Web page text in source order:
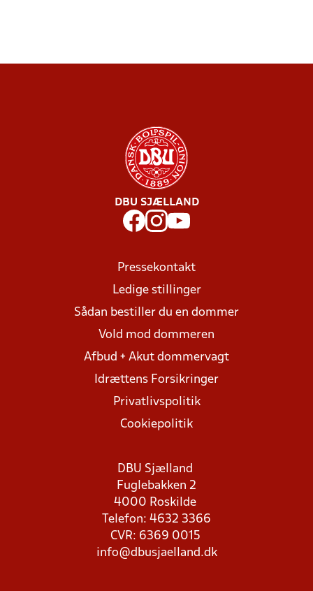
DBU SJÆLLAND
Pressekontakt
Ledige stillinger
Sådan bestiller du en dommer
Vold mod dommeren
Afbud + Akut dommervagt
Idrættens Forsikringer
Privatlivspolitik
Cookiepolitik
DBU Sjælland
Fuglebakken 2
4000 Roskilde
Telefon: 4632 3366
CVR: 6369 0015
info@dbusjaelland.dk